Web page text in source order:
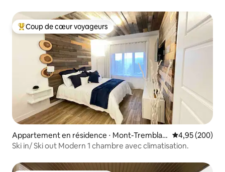
Coups de cœur voyageurs les plus appréciés
Coup de cœur voyageurs
Appartement en résidence ⋅ Mont-Tremblan
t
Évaluation
4,95 (200)
Ski in/ Ski out Modern 1 chambre avec climatisation.